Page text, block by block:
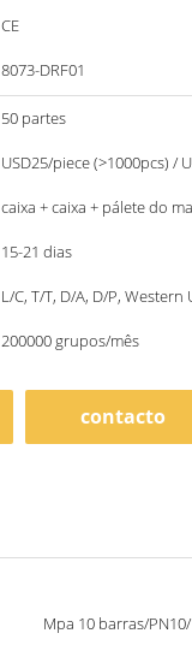
CE
8073-DRF01
50 partes
USD25/piece (>1000pcs) /
caixa + caixa + pálete do
15-21 dias
L/C, T/T, D/A, D/P, Western
200000 grupos/mês
contacto
Mpa 10 barras/